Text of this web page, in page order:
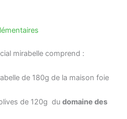
mirabelle comprend :
de 180g de la maison foie
de 120g du domaine des